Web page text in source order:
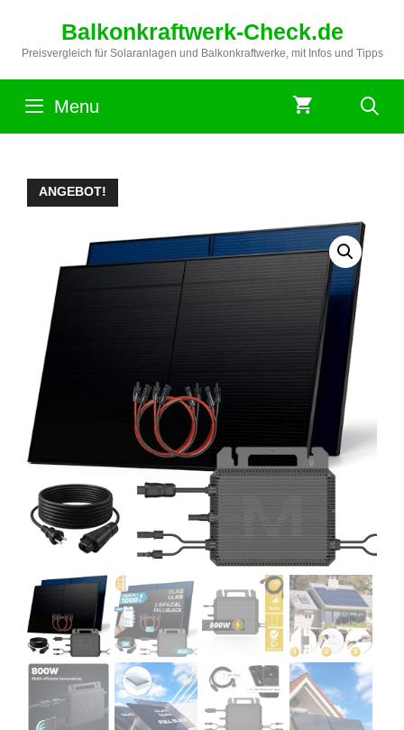
springen
Balkonkraftwerk-Check.de
Preisvergleich für Solaranlagen und Balkonkraftwerke, mit Infos und Tipps
Menu
ANGEBOT!